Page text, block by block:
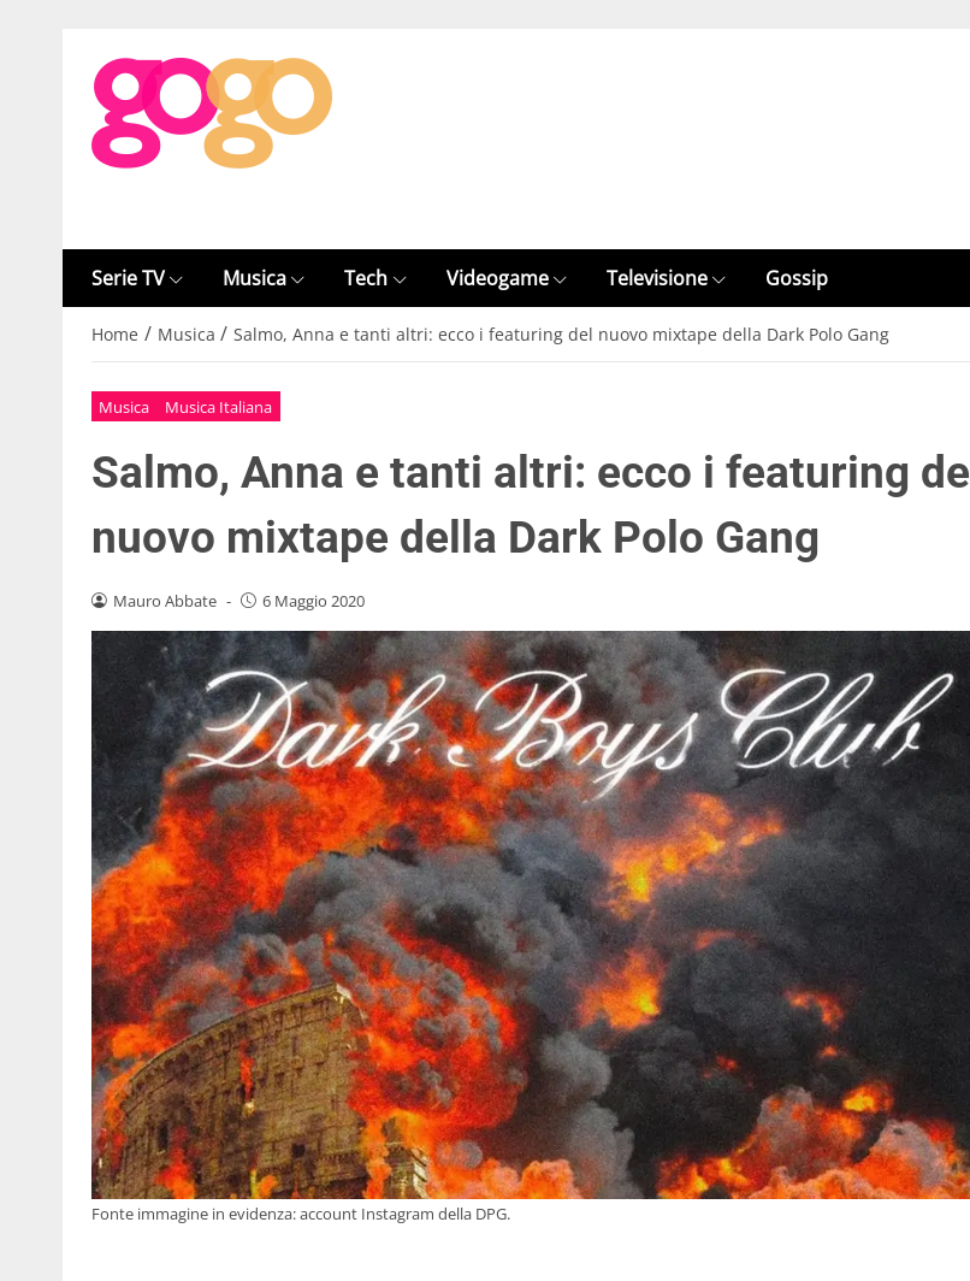
Serie TV Musica Tech Videogame Televisione Gossip
Home / Musica / Salmo, Anna e tanti altri: ecco i featuring del nuovo mixtape della Dark Polo Gang
Musica Musica Italiana
Salmo, Anna e tanti altri: ecco i featuring del
nuovo mixtape della Dark Polo Gang
Mauro Abbate - 6 Maggio 2020
Fonte immagine in evidenza: account Instagram della DPG.